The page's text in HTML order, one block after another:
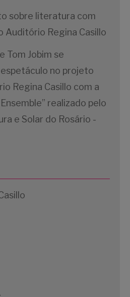
sobre literatura com
Auditório Regina Casillo
Tom Jobim se
no projeto
Regina Casillo com a
realizado pelo
e Solar do Rosário -